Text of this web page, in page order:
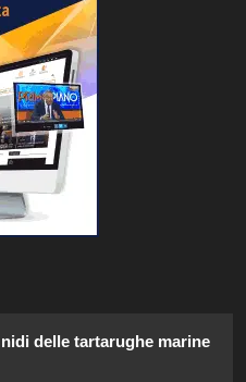
delle tartarughe marine